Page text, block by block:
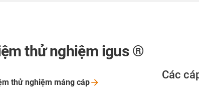
thử nghiệm igus ®
thử nghiệm máng cáp
Các